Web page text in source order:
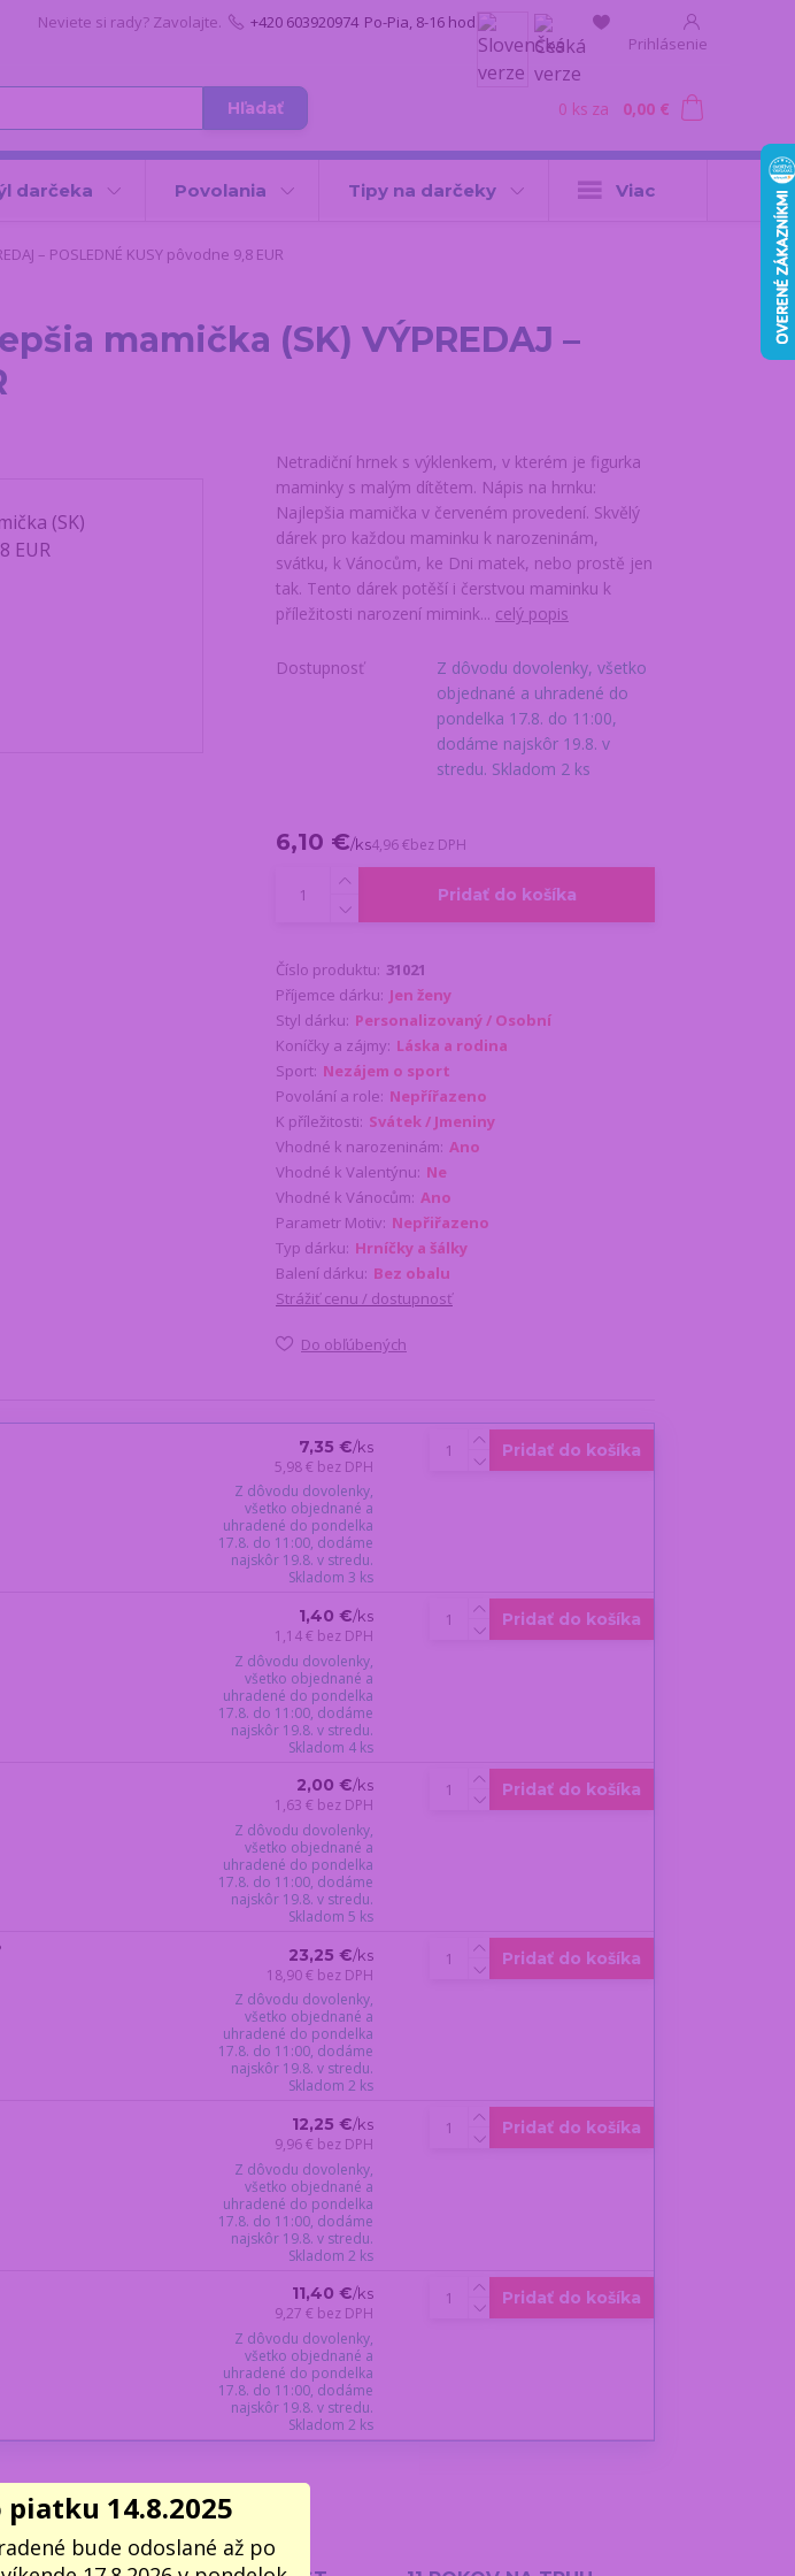
Prihlásenie
Hľadať
Neviete si rady? Zavolajte. +420 603920974 Po-Pia, 8-16 hod.
0 ks za 0,00 €
darčeka Povolania Tipy na darčeky Viac
– POSLEDNÉ KUSY pôvodne 9,8 EUR
mamička (SK) VÝPREDAJ –
Netradiční hrnek s výklenkem, v kterém je figurka
maminky s malým dítětem. Nápis na hrnku:
Najlepšia mamička v červeném provedení. Skvělý
dárek pro každou maminku k narozeninám,
svátku, k Vánocům, ke Dni matek, nebo prostě jen
tak. Tento dárek potěší i čerstvou maminku k
příležitosti narození mimink... celý popis
Dostupnosť
Z dôvodu dovolenky, všetko
objednané a uhradené do
pondelka 17.8. do 11:00,
dodáme najskôr 19.8. v
stredu. Skladom 2 ks
6,10 €/ks4,96 €bez DPH
Pridať do košíka
Číslo produktu: 31021
Příjemce dárku: Jen ženy
Styl dárku: Personalizovaný / Osobní
Koníčky a zájmy: Láska a rodina
Sport: Nezájem o sport
Povolání a role: Nepřířazeno
K příležitosti: Svátek / Jmeniny
Vhodné k narozeninám: Ano
Vhodné k Valentýnu: Ne
Vhodné k Vánocům: Ano
Parametr Motiv: Nepřiřazeno
Typ dárku: Hrníčky a šálky
Balení dárku: Bez obalu
Strážiť cenu / dostupnosť
Do obľúbených
7,35 €/ks
5,98 € bez DPH
Z dôvodu dovolenky,
všetko objednané a
uhradené do pondelka
17.8. do 11:00, dodáme
najskôr 19.8. v stredu.
Skladom 3 ks
Pridať do košíka
1,40 €/ks
1,14 € bez DPH
Z dôvodu dovolenky,
všetko objednané a
uhradené do pondelka
17.8. do 11:00, dodáme
najskôr 19.8. v stredu.
Skladom 4 ks
Pridať do košíka
2,00 €/ks
1,63 € bez DPH
Z dôvodu dovolenky,
všetko objednané a
uhradené do pondelka
17.8. do 11:00, dodáme
najskôr 19.8. v stredu.
Skladom 5 ks
Pridať do košíka
23,25 €/ks
18,90 € bez DPH
Z dôvodu dovolenky,
všetko objednané a
uhradené do pondelka
17.8. do 11:00, dodáme
najskôr 19.8. v stredu.
Skladom 2 ks
Pridať do košíka
12,25 €/ks
9,96 € bez DPH
Z dôvodu dovolenky,
všetko objednané a
uhradené do pondelka
17.8. do 11:00, dodáme
najskôr 19.8. v stredu.
Skladom 2 ks
Pridať do košíka
11,40 €/ks
9,27 € bez DPH
Z dôvodu dovolenky,
všetko objednané a
uhradené do pondelka
17.8. do 11:00, dodáme
najskôr 19.8. v stredu.
Skladom 2 ks
Pridať do košíka
14.8.2025
bude odoslané až po